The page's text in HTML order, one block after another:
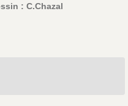
: C.Chazal